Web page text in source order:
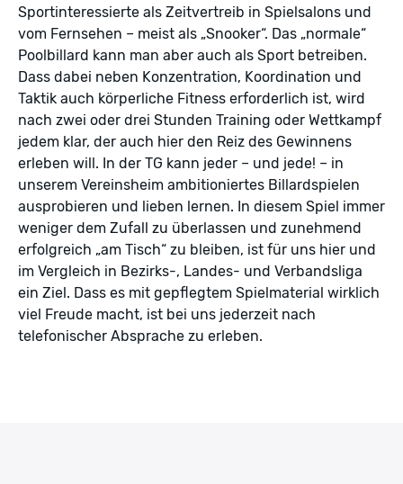
Sportinteressierte als Zeitvertreib in Spielsalons und
vom Fernsehen – meist als „Snooker“. Das „normale“
Poolbillard kann man aber auch als Sport betreiben.
Dass dabei neben Konzentration, Koordination und
Taktik auch körperliche Fitness erforderlich ist, wird
nach zwei oder drei Stunden Training oder Wettkampf
jedem klar, der auch hier den Reiz des Gewinnens
erleben will. In der TG kann jeder – und jede! – in
unserem Vereinsheim ambitioniertes Billardspielen
ausprobieren und lieben lernen. In diesem Spiel immer
weniger dem Zufall zu überlassen und zunehmend
erfolgreich „am Tisch“ zu bleiben, ist für uns hier und
im Vergleich in Bezirks-, Landes- und Verbandsliga
ein Ziel. Dass es mit gepflegtem Spielmaterial wirklich
viel Freude macht, ist bei uns jederzeit nach
telefonischer Absprache zu erleben.